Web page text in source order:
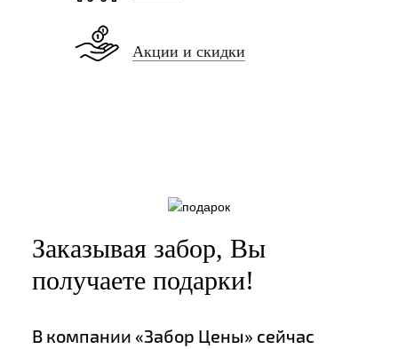
Акции и скидки
Заказывая забор, Вы
получаете подарки!
В компании «Забор Цены» сейчас